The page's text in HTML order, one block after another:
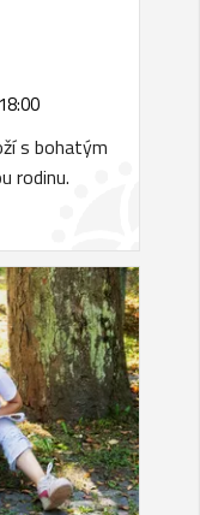
s bohatým
rodinu.